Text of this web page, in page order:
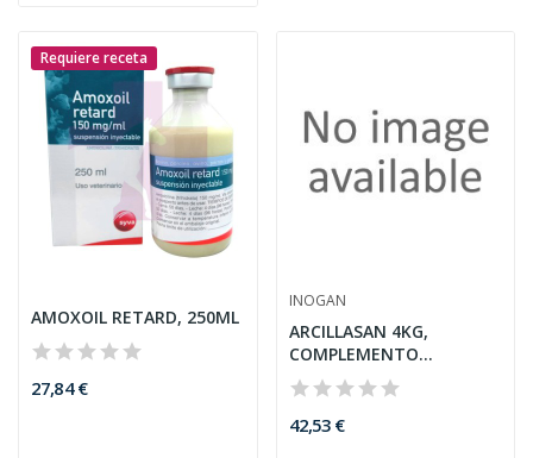
Requiere receta
AMOXOIL RETARD, 250ML
27,84 €
INOGAN
ARCILLASAN 4KG,
COMPLEMENTO
ALIMENTICIO
42,53 €